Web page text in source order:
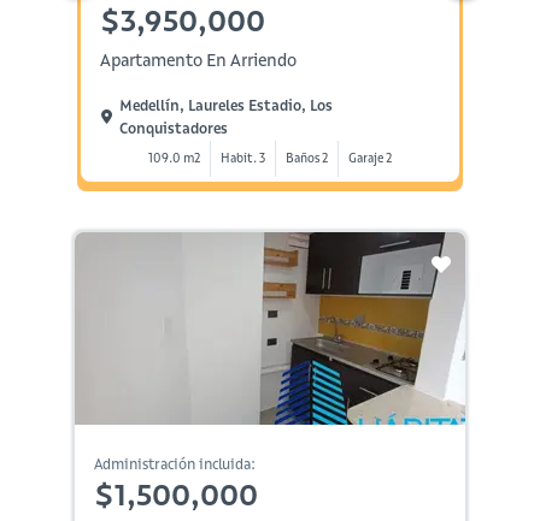
$3,950,000
Apartamento En Arriendo
Medellín, Laureles Estadio, Los
Conquistadores
109.0 m2 Habit. 3 Baños 2 Garaje 2
Administración incluida:
$1,500,000